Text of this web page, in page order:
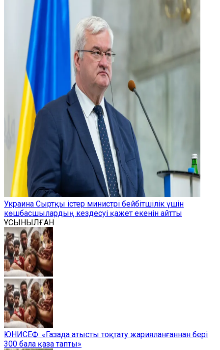
Украина Сыртқы істер министрі бейбітшілік үшін
көшбасшылардың кездесуі қажет екенін айтты
ҰСЫНЫЛҒАН
ЮНИСЕФ: «Газада атысты тоқтату жарияланғаннан бері
300 бала қаза тапты»